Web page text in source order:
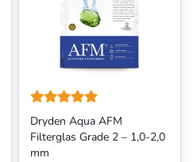
Dryden Aqua AFM
Filterglas Grade 2 – 1,0-2,0
mm